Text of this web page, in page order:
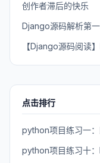
创作者滞后的快乐
Django源码解析第
【Django源码阅读
点击排行
python项目练习一
python项目练习十